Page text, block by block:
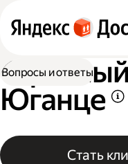
Офисный
Юганце
Стать
Вопросы и ответы